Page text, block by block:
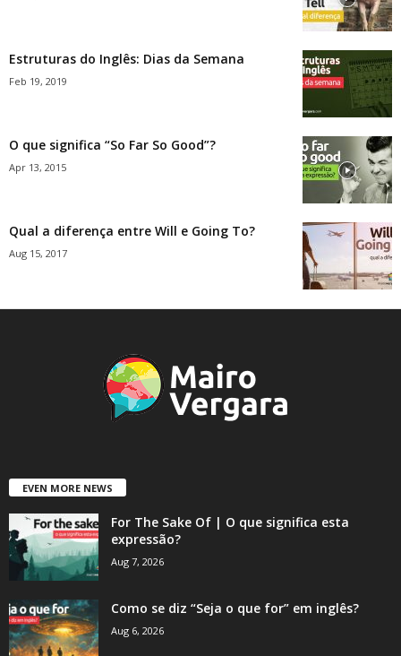
Estruturas do Inglês: Dias da Semana
Feb 19, 2019
O que significa “So Far So Good”?
Apr 13, 2015
Qual a diferença entre Will e Going To?
Aug 15, 2017
EVEN MORE NEWS
For The Sake Of | O que significa esta
expressão?
Aug 7, 2026
Como se diz “Seja o que for” em inglês?
Aug 6, 2026